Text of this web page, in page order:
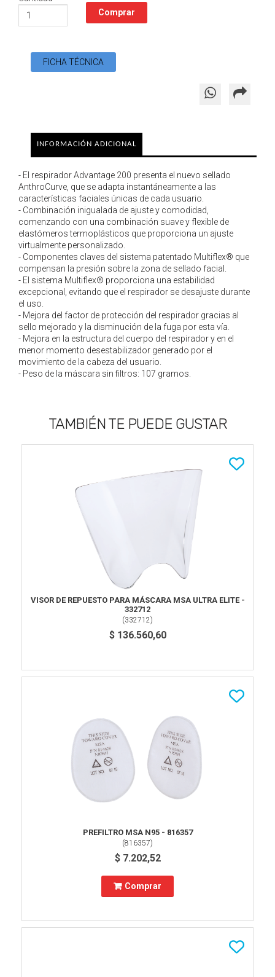
FICHA TÉCNICA
INFORMACIÓN ADICIONAL
- El respirador Advantage 200 presenta el nuevo sellado
AnthroCurve, que se adapta instantáneamente a las
características faciales únicas de cada usuario.
- Combinación inigualada de ajuste y comodidad,
comenzando con una combinación suave y flexible de
elastómeros termoplásticos que proporciona un ajuste
virtualmente personalizado.
- Componentes claves del sistema patentado Multiflex® que
compensan la presión sobre la zona de sellado facial.
- El sistema Multiflex® proporciona una estabilidad
excepcional, evitando que el respirador se desajuste durante
el uso.
- Mejora del factor de protección del respirador gracias al
sello mejorado y la disminución de la fuga por esta vía.
- Mejora en la estructura del cuerpo del respirador y en el
menor momento desestabilizador generado por el
movimiento de la cabeza del usuario.
- Peso de la máscara sin filtros: 107 gramos.
TAMBIÉN TE PUEDE GUSTAR
VISOR DE REPUESTO PARA MÁSCARA MSA ULTRA ELITE -
332712
(332712)
$ 136.560,60
PREFILTRO MSA N95 - 816357
(816357)
$ 7.202,52
Comprar